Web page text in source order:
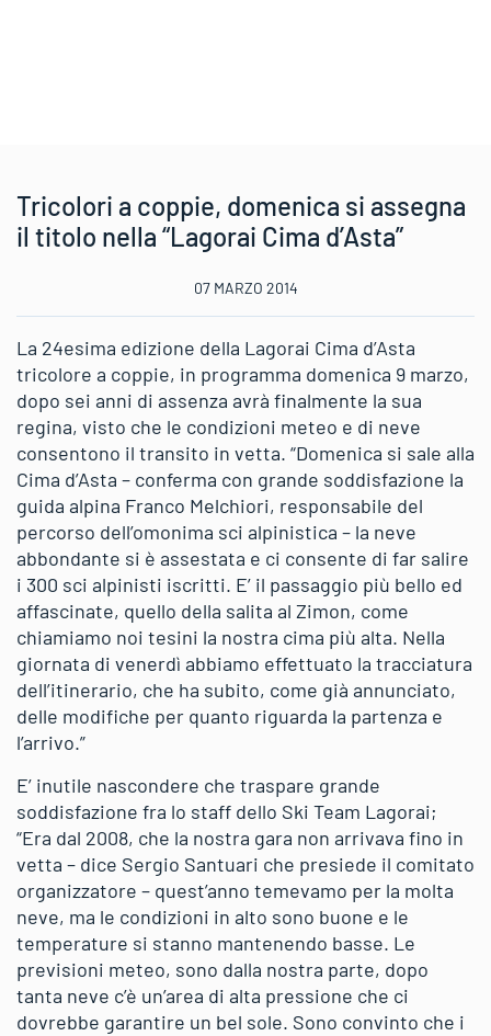
Tricolori a coppie, domenica si assegna
il titolo nella “Lagorai Cima d’Asta”
07 MARZO 2014
La 24esima edizione della Lagorai Cima d’Asta
tricolore a coppie, in programma domenica 9 marzo,
dopo sei anni di assenza avrà finalmente la sua
regina, visto che le condizioni meteo e di neve
consentono il transito in vetta. “Domenica si sale alla
Cima d’Asta – conferma con grande soddisfazione la
guida alpina Franco Melchiori, responsabile del
percorso dell’omonima sci alpinistica – la neve
abbondante si è assestata e ci consente di far salire
i 300 sci alpinisti iscritti. E’ il passaggio più bello ed
affascinate, quello della salita al Zimon, come
chiamiamo noi tesini la nostra cima più alta. Nella
giornata di venerdì abbiamo effettuato la tracciatura
dell’itinerario, che ha subito, come già annunciato,
delle modifiche per quanto riguarda la partenza e
l’arrivo.”
E’ inutile nascondere che traspare grande
soddisfazione fra lo staff dello Ski Team Lagorai;
“Era dal 2008, che la nostra gara non arrivava fino in
vetta – dice Sergio Santuari che presiede il comitato
organizzatore – quest’anno temevamo per la molta
neve, ma le condizioni in alto sono buone e le
temperature si stanno mantenendo basse. Le
previsioni meteo, sono dalla nostra parte, dopo
tanta neve c’è un’area di alta pressione che ci
dovrebbe garantire un bel sole. Sono convinto che i